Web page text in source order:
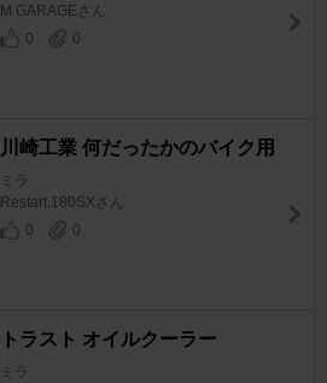
M GARAGEさん
0
0
川崎工業 何だったかのバイク用
ミラ
Restart.180SXさん
0
0
トラスト オイルクーラー
ミラ